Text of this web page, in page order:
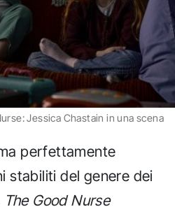
Jessica Chastain in una scena
perfettamente
stabiliti del genere dei
The Good Nurse